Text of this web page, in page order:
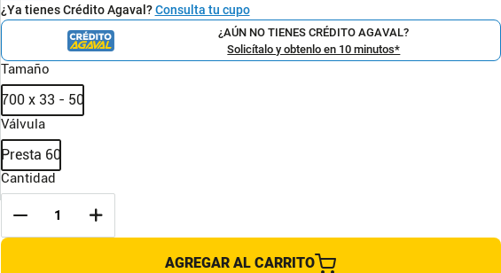
¿Ya tienes Crédito Agaval?Consulta tu cupo
¿AÚN NO TIENES CRÉDITO AGAVAL?
Solicítalo y obtenlo en 10 minutos*
Tamaño
700 x 33 - 50
Válvula
Presta 60
Cantidad
AGREGAR AL CARRITO